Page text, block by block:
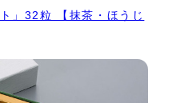
」32粒 【抹茶・ほうじ